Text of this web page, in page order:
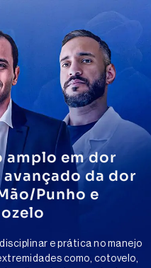
amplo em dor
da dor
Punho e
e prática no manejo
como, cotovelo,